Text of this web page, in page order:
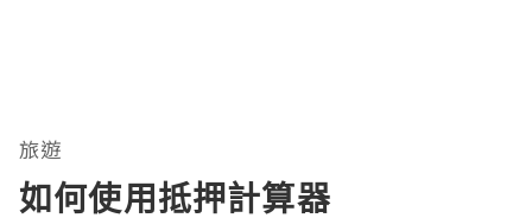
旅遊
如何使用抵押計算器